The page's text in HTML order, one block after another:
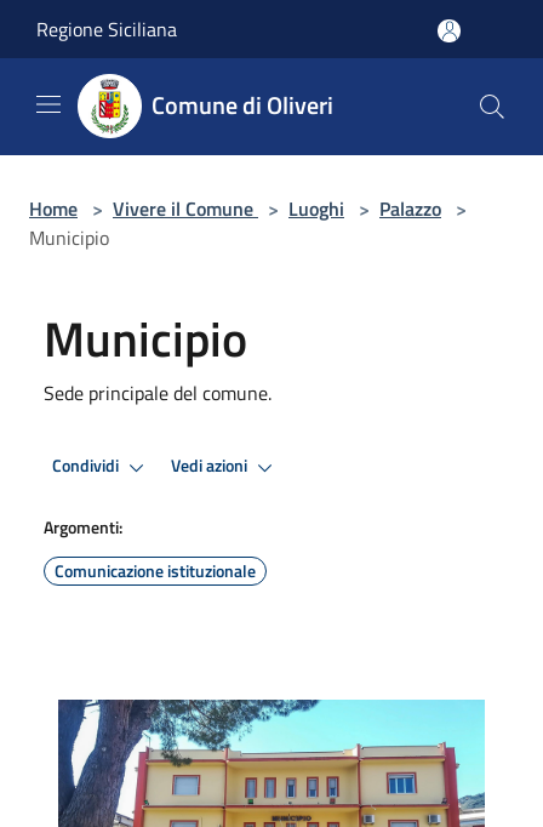
Regione Siciliana
Comune di Oliveri
Home > Vivere il Comune > Luoghi > Palazzo >
Municipio
Municipio
Sede principale del comune.
Condividi Vedi azioni
Argomenti:
Comunicazione istituzionale